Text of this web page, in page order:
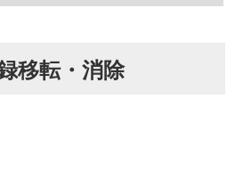
移転・消除